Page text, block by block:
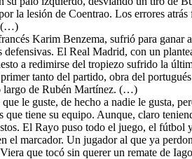
la lesión de Coentrao. Los errores
(…)
Karim Benzema, sufrió para ganar
defensivas. El Real Madrid, con un
a redimirse del tropiezo sufrido la
tanto del partido, obra del
largo de Rubén Martínez. (…)
le guste, de hecho a nadie le gusta,
tiene su equipo. Aunque, claro
El Rayo puso todo el juego, el fútbol
el marcador. Un jugador al que ya
que tocó sin querer un remate de